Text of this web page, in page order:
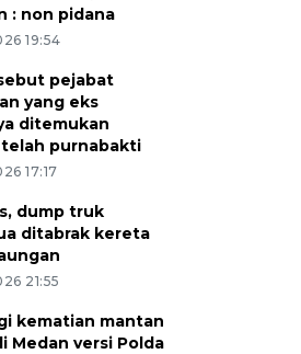
: non pidana
19:54
pejabat
yang eks
ditemukan
purnabakti
17:17
dump truk
ditabrak kereta
21:55
kematian mantan
Medan versi Polda